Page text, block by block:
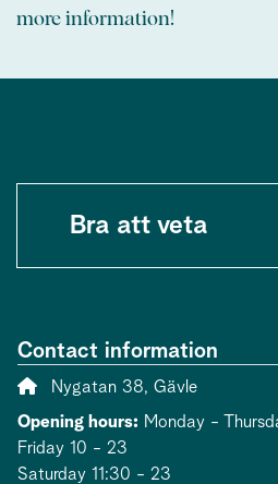
more information!
Bra att veta
Contact information
Address:
Nygatan 38, Gävle
Opening hours: Monday -
Friday 10 - 23
Saturday 11:30 - 23